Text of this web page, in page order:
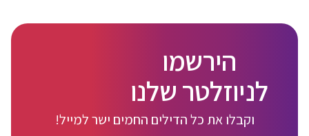
הירשמו
לניוזלטר שלנו
וקבלו את כל הדילים החמים ישר למייל!